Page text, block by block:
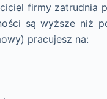
firmy
są wyższe niż
pracujesz na: